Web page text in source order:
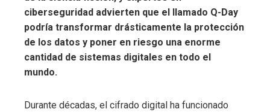
ciberseguridad advierten que el llamado Q-Day
podría transformar drásticamente la protección
de los datos y poner en riesgo una enorme
cantidad de sistemas digitales en todo el
mundo.
Durante décadas, el cifrado digital ha funcionado